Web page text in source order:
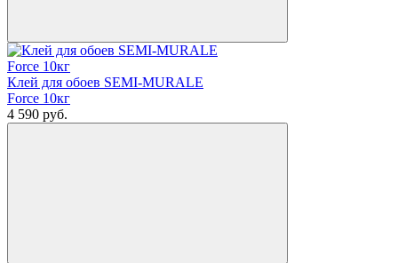
Клей для обоев SEMI-MURALE
Force 10кг
4 590 руб.